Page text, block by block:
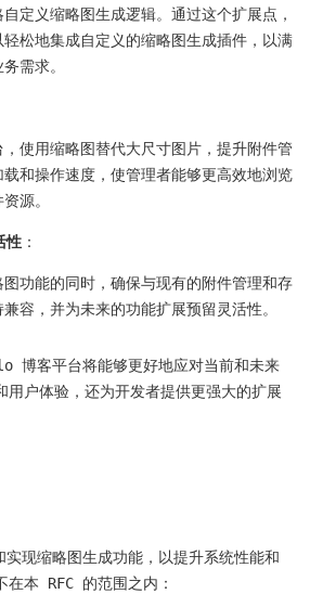
定义缩略图生成逻辑。通过这个扩展点，
轻松地集成自定义的缩略图生成插件，以满
需求。
使用缩略图替代大尺寸图片，提升附件管
载和操作速度，使管理者能够更高效地浏览
源。
性 ：
图功能的同时，确保与现有的附件管理和存
容，并为未来的功能扩展预留灵活性。
博客平台将能够更好地应对当前和未来
用户体验，还为开发者提供更强大的扩展
现缩略图生成功能，以提升系统性能和
在本 RFC 的范围之内：